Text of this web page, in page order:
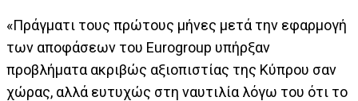
«Πράγματι τους πρώτους μήνες μετά την εφαρμογή
των αποφάσεων του Eurogroup υπήρξαν
προβλήματα ακριβώς αξιοπιστίας της Κύπρου σαν
χώρας, αλλά ευτυχώς στη ναυτιλία λόγω του ότι το